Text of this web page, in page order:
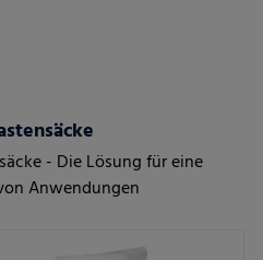
- Die Lösung für eine
Anwendungen